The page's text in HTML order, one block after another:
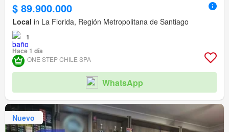
$ 89.900.000
Local in La Florida, Región Metropolitana de Santiago
1
Hace 1 día
ONE STEP CHILE SPA
WhatsApp
Nuevo